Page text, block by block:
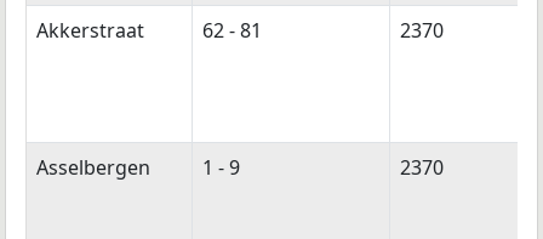
Akkerstraat 62 - 81 2370
Asselbergen 1 - 9 2370